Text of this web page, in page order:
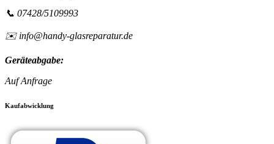
📞 07428/5109993
✉️ info@handy-glasreparatur.de
Geräteabgabe:
Auf Anfrage
Kaufabwicklung